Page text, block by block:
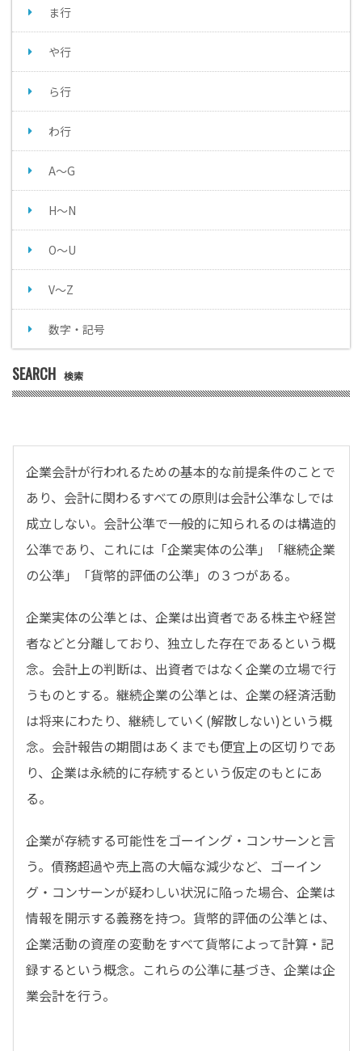
ま行
や行
ら行
わ行
A～G
H～N
O～U
V～Z
数字・記号
SEARCH 検索
企業会計が行われるための基本的な前提条件のことで
あり、会計に関わるすべての原則は会計公準なしでは
成立しない。会計公準で一般的に知られるのは構造的
公準であり、これには「企業実体の公準」「継続企業
の公準」「貨幣的評価の公準」の３つがある。
企業実体の公準とは、企業は出資者である株主や経営
者などと分離しており、独立した存在であるという概
念。会計上の判断は、出資者ではなく企業の立場で行
うものとする。継続企業の公準とは、企業の経済活動
は将来にわたり、継続していく(解散しない)という概
念。会計報告の期間はあくまでも便宜上の区切りであ
り、企業は永続的に存続するという仮定のもとにあ
る。
企業が存続する可能性をゴーイング・コンサーンと言
う。債務超過や売上高の大幅な減少など、ゴーイン
グ・コンサーンが疑わしい状況に陥った場合、企業は
情報を開示する義務を持つ。貨幣的評価の公準とは、
企業活動の資産の変動をすべて貨幣によって計算・記
録するという概念。これらの公準に基づき、企業は企
業会計を行う。